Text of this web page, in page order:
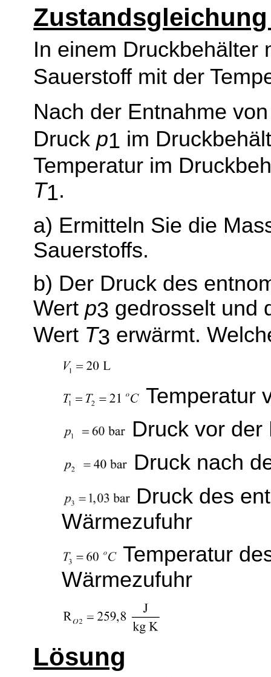
In einem Druckbehälter
Sauerstoff mit der
Nach der Entnahme
Druckp1 im
Temperatur im
T1.
a) Ermitteln Sie die
Sauerstoffs.
b) Der Druck des
Wertp3 gedrosselt und
Wert T3 erwärmt.
Temperatur
Druck vor der
Druck nach
Druck des
Wärmezufuhr
Temperatur
Wärmezufuhr
Lösung